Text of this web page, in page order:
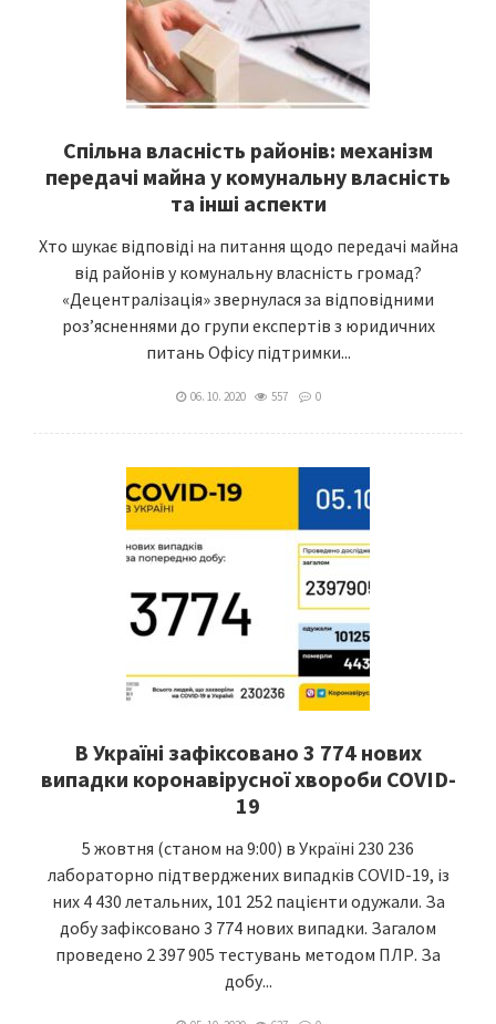
Спільна власність районів: механізм
передачі майна у комунальну власність
та інші аспекти
Хто шукає відповіді на питання щодо передачі майна
від районів у комунальну власність громад?
«Децентралізація» звернулася за відповідними
роз’ясненнями до групи експертів з юридичних
питань Офісу підтримки...
06. 10. 2020 557 0
В Україні зафіксовано 3 774 нових
випадки коронавірусної хвороби COVID-
19
5 жовтня (станом на 9:00) в Україні 230 236
лабораторно підтверджених випадків COVID-19, із
них 4 430 летальних, 101 252 пацієнти одужали. За
добу зафіксовано 3 774 нових випадки. Загалом
проведено 2 397 905 тестувань методом ПЛР. За
добу...